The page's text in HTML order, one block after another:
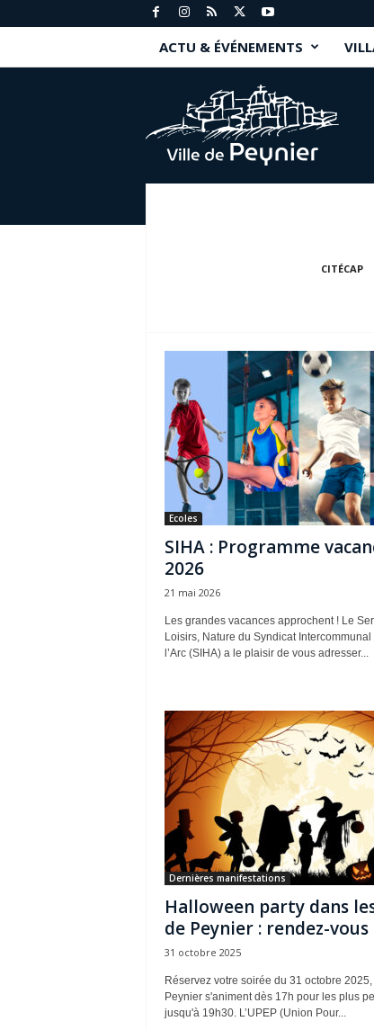
ACTU & ÉVÉNEMENTS
n
CITÉCAP
Ecoles
SIHA : Programme
2026
21 mai 2026
Les grandes vacances approchent ! Le
Loisirs, Nature du Syndicat Intercommunal
l’Arc (SIHA) a le plaisir de vous adresser...
Dernières manifestations
Halloween party dans
de Peynier : rendez-vous
31 octobre 2025
Réservez votre soirée du 31 octobre
Peynier s'animent dès 17h pour les plus
jusqu'à 19h30. L’UPEP (Union Pour...